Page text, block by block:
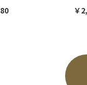
￥